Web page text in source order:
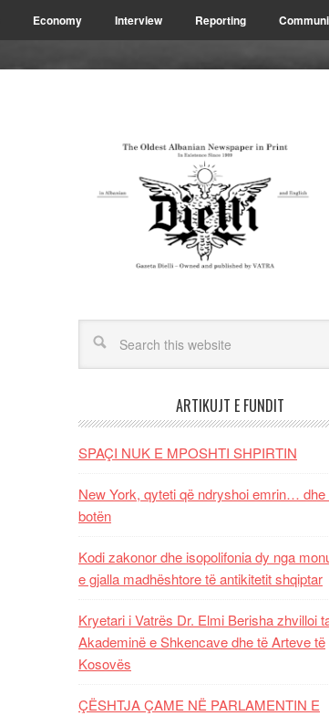
Economy Interview Reporting
ARTIKUJT E FUNDIT
SPAÇI NUK E MPOSHTI SHPIRTIN
New York, qyteti që ndryshoi emrin…
botën
Kodi zakonor dhe isopolifonia dy nga
e gjalla madhështore të antikitetit shqiptar
Kryetari i Vatrës Dr. Elmi Berisha zhvilloi
Akademinë e Shkencave dhe të Arteve të
Kosovës
ÇËSHTJA ÇAME NË PARLAMENTIN E